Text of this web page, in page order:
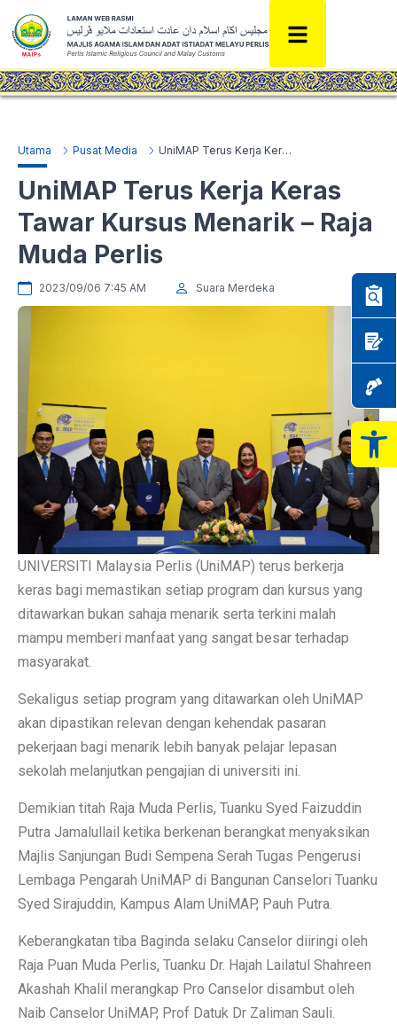
Utama Pusat Media UniMAP Terus Kerja Keras Tawar Kursus Menarik – Raja Muda Perlis
UniMAP Terus Kerja Keras
Tawar Kursus Menarik – Raja
Muda Perlis
2023/09/06 7:45 AM Suara Merdeka
UNIVERSITI Malaysia Perlis (UniMAP) terus berkerja
keras bagi memastikan setiap program dan kursus yang
ditawarkan bukan sahaja menarik serta terkini malah
mampu memberi manfaat yang sangat besar terhadap
masyarakat.
Sekaligus setiap program yang ditawarkan oleh UniMAP
akan dipastikan relevan dengan kehendak pasaran
pekerjaan bagi menarik lebih banyak pelajar lepasan
sekolah melanjutkan pengajian di universiti ini.
Demikian titah Raja Muda Perlis, Tuanku Syed Faizuddin
Putra Jamalullail ketika berkenan berangkat menyaksikan
Majlis Sanjungan Budi Sempena Serah Tugas Pengerusi
Lembaga Pengarah UniMAP di Bangunan Canselori Tuanku
Syed Sirajuddin, Kampus Alam UniMAP, Pauh Putra.
Keberangkatan tiba Baginda selaku Canselor diiringi oleh
Raja Puan Muda Perlis, Tuanku Dr. Hajah Lailatul Shahreen
Akashah Khalil merangkap Pro Canselor disambut oleh
Naib Canselor UniMAP, Prof Datuk Dr Zaliman Sauli.